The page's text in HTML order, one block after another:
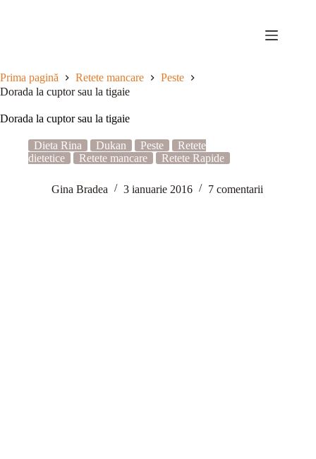
Prima pagină Retete mancare
Peste
Dorada la cuptor sau la tigaie
Dorada la cuptor sau la tigaie
Dieta Rina Dukan Peste
Retete
dietetice
Retete mancare Retete Rapide
Gina Bradea 3 ianuarie 2016 7 comentarii